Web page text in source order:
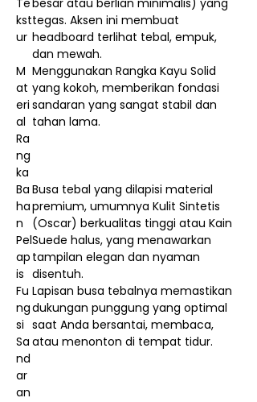
Te
kst
ur
besar atau berlian minimalis) yang
tegas. Aksen ini membuat
headboard terlihat tebal, empuk,
dan mewah.
M
at
eri
al
Ra
ng
ka
Menggunakan Rangka Kayu Solid
yang kokoh, memberikan fondasi
sandaran yang sangat stabil dan
tahan lama.
Ba
ha
n
Pel
ap
is
Busa tebal yang dilapisi material
premium, umumnya Kulit Sintetis
(Oscar) berkualitas tinggi atau Kain
Suede halus, yang menawarkan
tampilan elegan dan nyaman
disentuh.
Fu
ng
si
Sa
nd
ar
an
Lapisan busa tebalnya memastikan
dukungan punggung yang optimal
saat Anda bersantai, membaca,
atau menonton di tempat tidur.